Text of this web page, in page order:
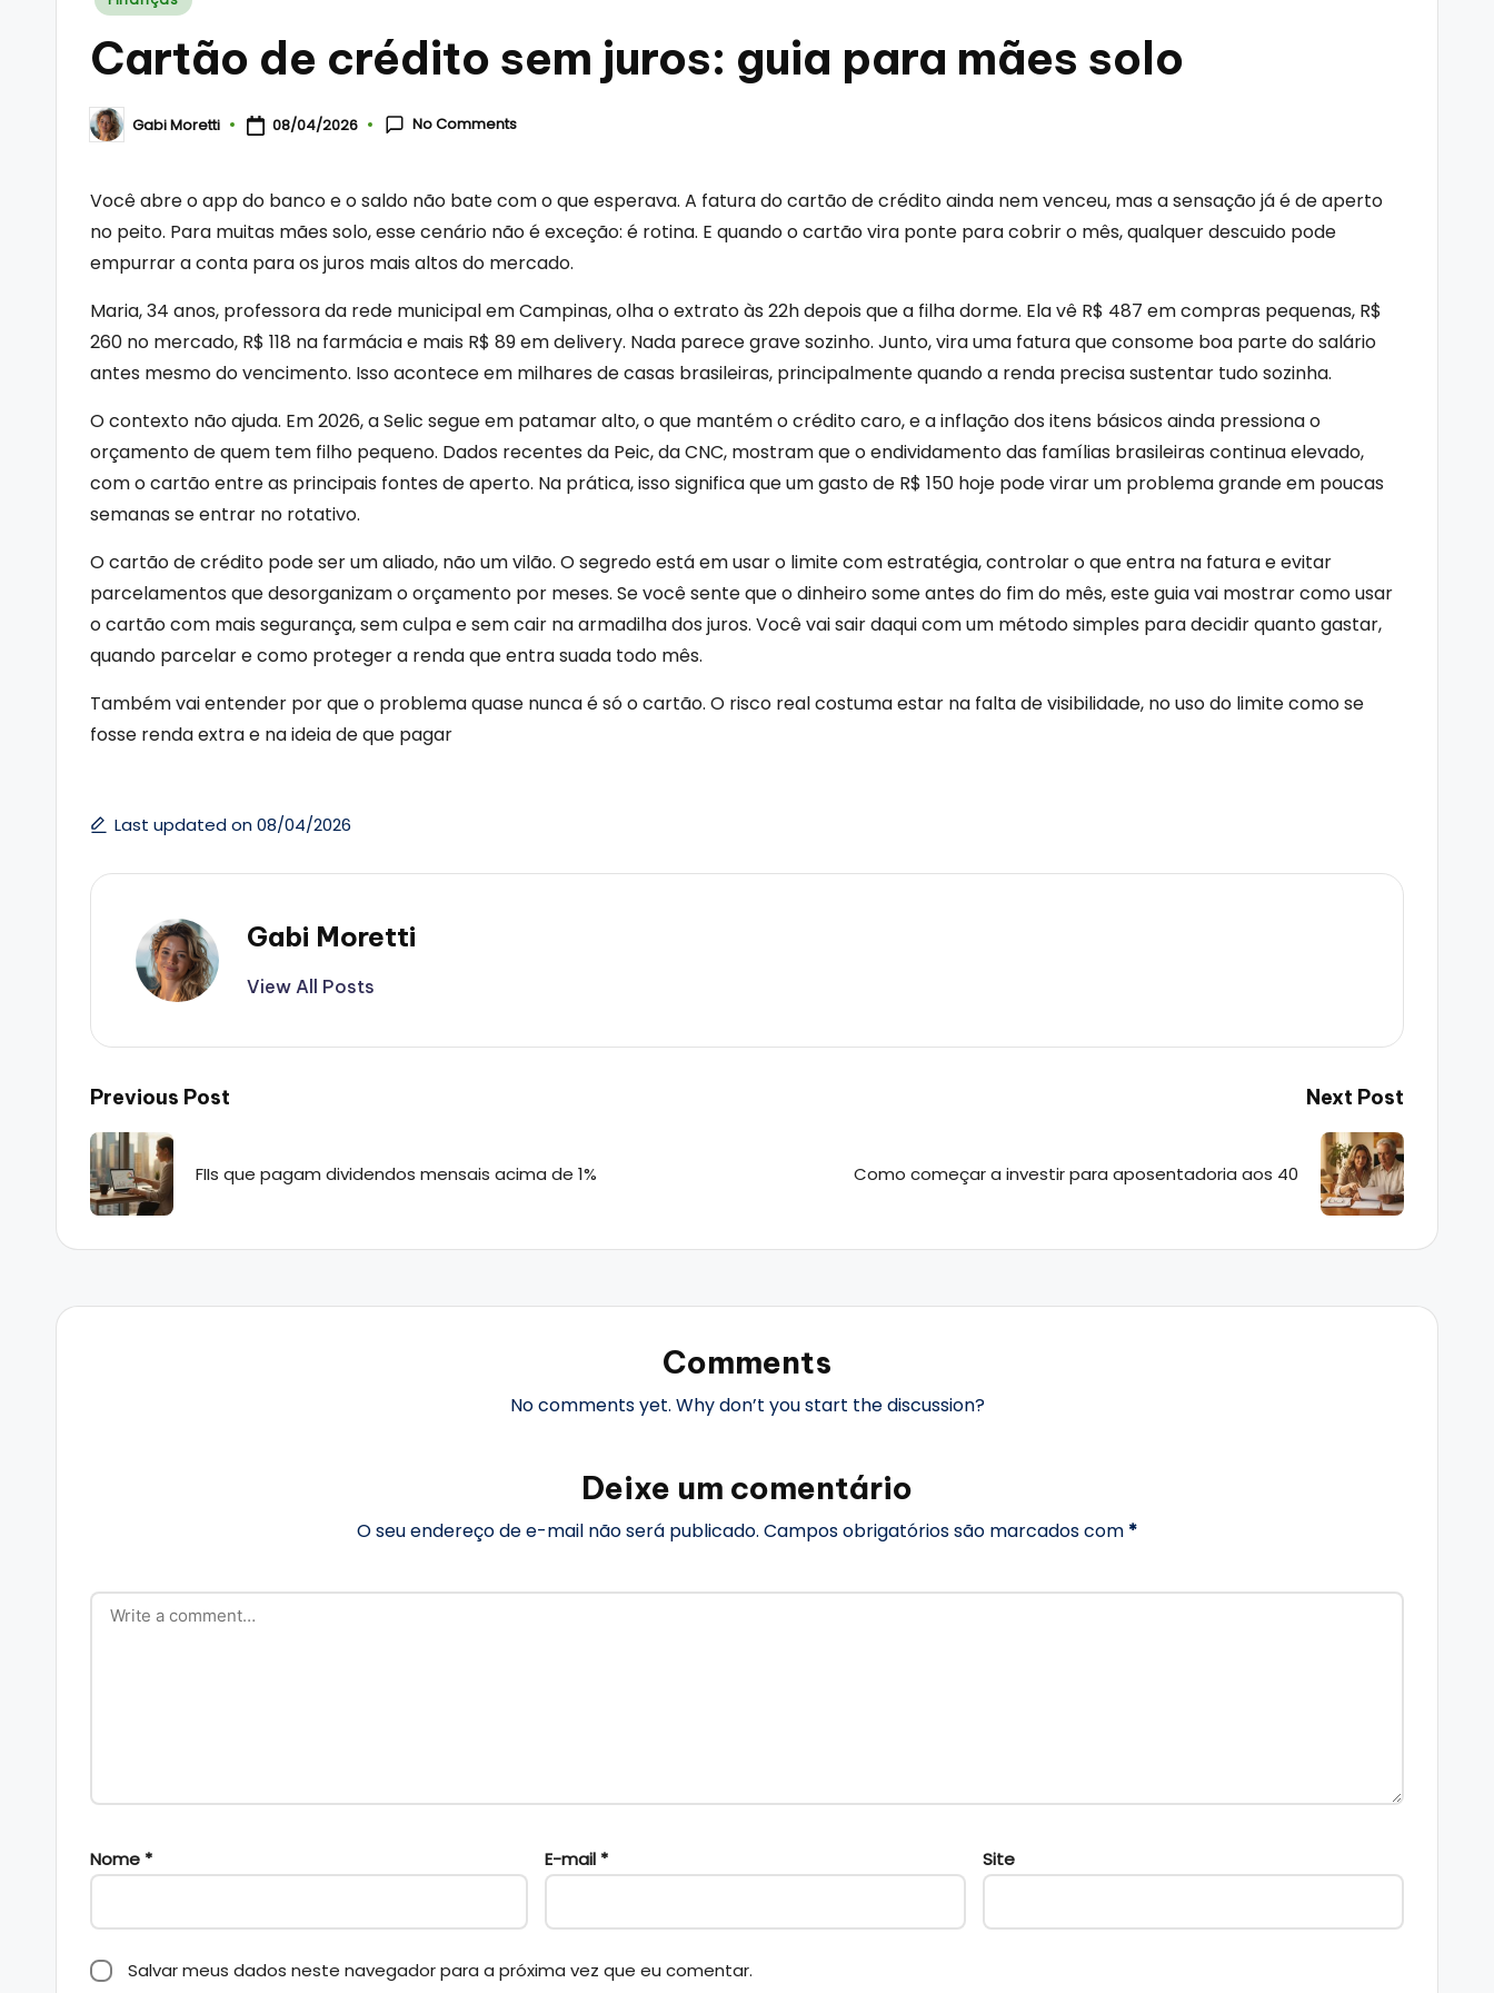
Cartão de crédito sem juros: guia para mães solo
Posted
by
Gabi Moretti 08/04/2026 No Comments
Você abre o app do banco e o saldo não bate com o que esperava. A fatura do cartão de crédito ainda nem venceu, mas a sensação já é de aperto
no peito. Para muitas mães solo, esse cenário não é exceção: é rotina. E quando o cartão vira ponte para cobrir o mês, qualquer descuido pode
empurrar a conta para os juros mais altos do mercado.
Maria, 34 anos, professora da rede municipal em Campinas, olha o extrato às 22h depois que a filha dorme. Ela vê R$ 487 em compras pequenas, R$
260 no mercado, R$ 118 na farmácia e mais R$ 89 em delivery. Nada parece grave sozinho. Junto, vira uma fatura que consome boa parte do salário
antes mesmo do vencimento. Isso acontece em milhares de casas brasileiras, principalmente quando a renda precisa sustentar tudo sozinha.
O contexto não ajuda. Em 2026, a Selic segue em patamar alto, o que mantém o crédito caro, e a inflação dos itens básicos ainda pressiona o
orçamento de quem tem filho pequeno. Dados recentes da Peic, da CNC, mostram que o endividamento das famílias brasileiras continua elevado,
com o cartão entre as principais fontes de aperto. Na prática, isso significa que um gasto de R$ 150 hoje pode virar um problema grande em poucas
semanas se entrar no rotativo.
O cartão de crédito pode ser um aliado, não um vilão. O segredo está em usar o limite com estratégia, controlar o que entra na fatura e evitar
parcelamentos que desorganizam o orçamento por meses. Se você sente que o dinheiro some antes do fim do mês, este guia vai mostrar como usar
o cartão com mais segurança, sem culpa e sem cair na armadilha dos juros. Você vai sair daqui com um método simples para decidir quanto gastar,
quando parcelar e como proteger a renda que entra suada todo mês.
Também vai entender por que o problema quase nunca é só o cartão. O risco real costuma estar na falta de visibilidade, no uso do limite como se
fosse renda extra e na ideia de que pagar
Last updated on 08/04/2026
Gabi Moretti
View All Posts
Post
navigation
Previous Post
FIIs que pagam dividendos mensais acima de 1%
Next Post
Como começar a investir para aposentadoria aos 40
Comments
No comments yet. Why don’t you start the discussion?
Deixe um comentário
O seu endereço de e-mail não será publicado. Campos obrigatórios são marcados com *
Nome * E-mail * Site
Salvar meus dados neste navegador para a próxima vez que eu comentar.